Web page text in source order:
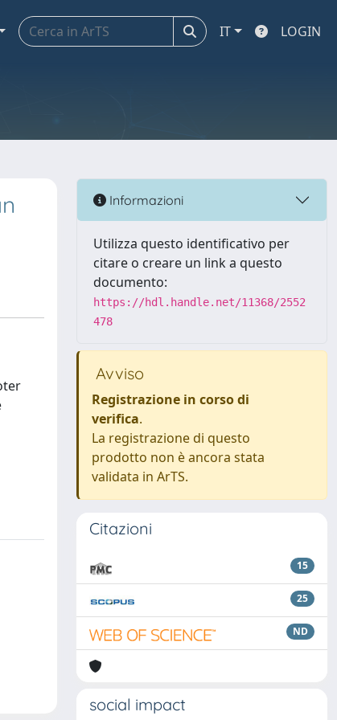
IT LOGIN
Informazioni
Utilizza questo identificativo per
citare o creare un link a questo
documento:
https://hdl.handle.net/11368/2552
478
Avviso
Registrazione in corso di
verifica.
La registrazione di questo
prodotto non è ancora stata
validata in ArTS.
Citazioni
15
25
ND
social impact